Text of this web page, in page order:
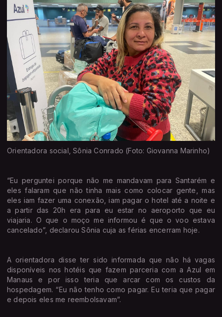
Orientadora social, Sônia Conrado (Foto: Giovanna Marinho)
“Eu perguntei porque não me mandavam para Santarém e
eles falaram que não tinha mais como colocar gente, mas
eles iam fazer uma conexão, iam pagar o hotel até a noite e
a partir das 20h era para eu estar no aeroporto que eu
viajaria. O que o moço me informou é que o voo estava
cancelado”, declarou Sônia cuja as férias encerram hoje.
A orientadora disse ter sido informada que não há vagas
disponíveis nos hotéis que fazem parceria com a Azul em
Manaus e por isso teria que arcar com os custos da
hospedagem. “Eu não tenho como pagar. Eu teria que pagar
e depois eles me reembolsavam”.